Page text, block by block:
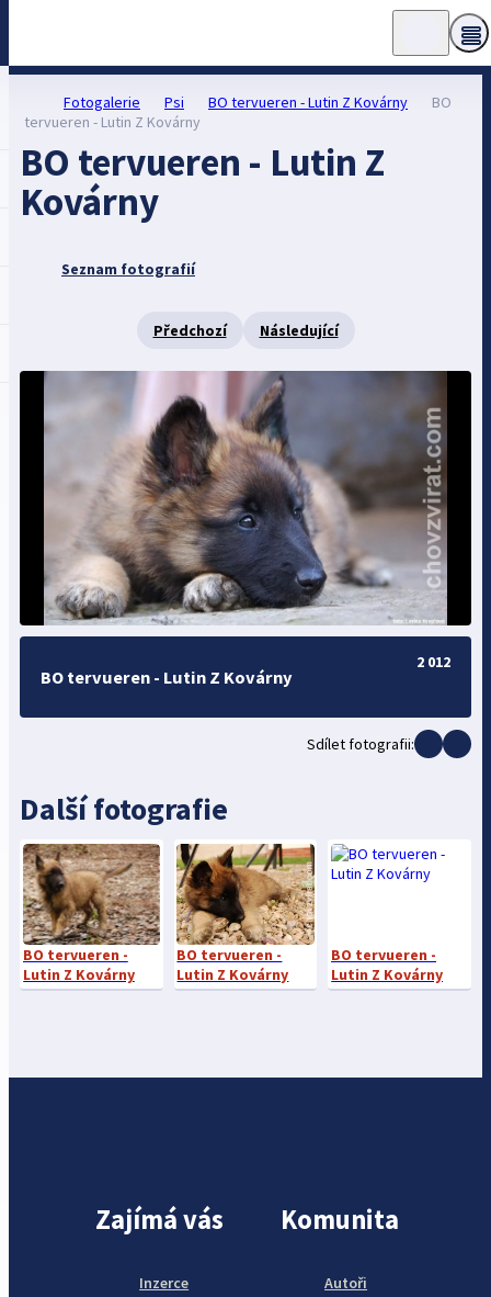
Fotogalerie Psi BO tervueren - Lutin Z Kovárny
BO
tervueren - Lutin Z Kovárny
BO tervueren - Lutin Z
Kovárny
Seznam fotografií
Předchozí Následující
BO tervueren - Lutin Z Kovárny
2 012
Sdílet fotografii:
Další fotografie
BO tervueren -
Lutin Z Kovárny
BO tervueren -
Lutin Z Kovárny
BO tervueren -
Lutin Z Kovárny
Zajímá vás
Inzerce
Komunita
Autoři